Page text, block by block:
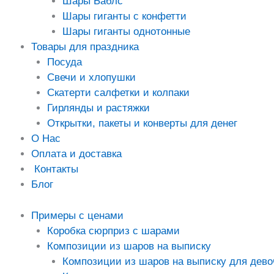
Шары гиганты с конфетти
Шары гиганты однотонные
Товары для праздника
Посуда
Свечи и хлопушки
Скатерти салфетки и колпаки
Гирлянды и растяжки
Открытки, пакеты и конверты для денег
О Нас
Оплата и доставка
Контакты
Блог
Примеры с ценами
Коробка сюрприз с шарами
Композиции из шаров на выписку
Композиции из шаров на выписку для